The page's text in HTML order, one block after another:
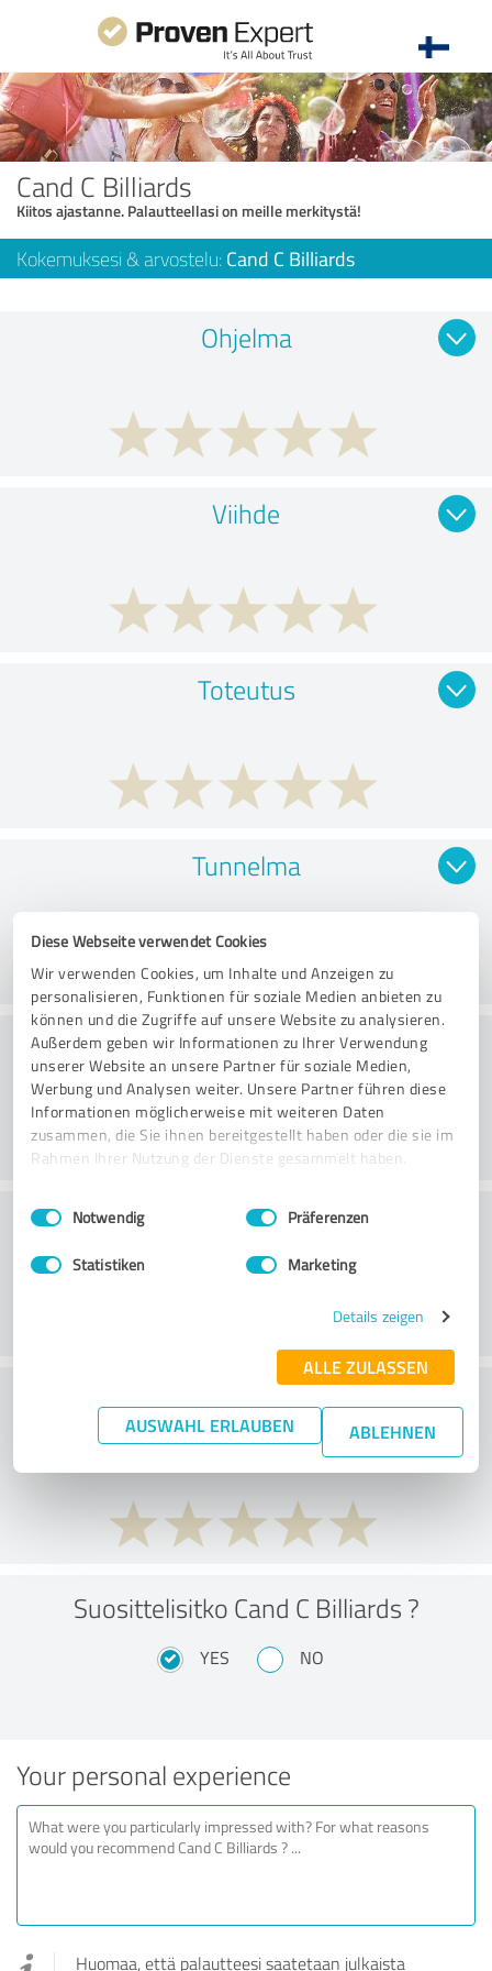
Diese Webseite verwendet Cookies
Wir verwenden Cookies, um Inhalte und Anzeigen zu
personalisieren, Funktionen für soziale Medien anbieten zu
können und die Zugriffe auf unsere Website zu analysieren.
Außerdem geben wir Informationen zu Ihrer Verwendung
unserer Website an unsere Partner für soziale Medien,
Werbung und Analysen weiter. Unsere Partner führen diese
Informationen möglicherweise mit weiteren Daten
zusammen, die Sie ihnen bereitgestellt haben oder die sie im
Rahmen Ihrer Nutzung der Dienste gesammelt haben.
Impressum Datenschutzbestimmungen
Einwilligungsauswahl
Notwendig Präferenzen
Statistiken Marketing
Details zeigen
ALLE ZULASSEN
AUSWAHL ERLAUBEN ABLEHNEN
Cand C Billiards
Kiitos ajastanne. Palautteellasi on meille merkitystä!
Kokemuksesi & arvostelu: Cand C Billiards
Ohjelma
Viihde
Toteutus
Tunnelma
Laatu
Asiakaspalvelu
What do you think of the price to
performance ratio?
Suosittelisitko Cand C Billiards ?
YES NO
Your personal experience
Huomaa, että palautteesi saatetaan julkaista